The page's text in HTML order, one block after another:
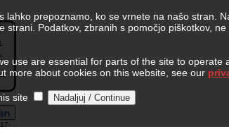
prepoznamo, ko se vrnete na našo stran.
Podatkov, zbranih s pomočjo piškotkov,
use are essential for parts of the site to operate
more about cookies on this website, see our
site